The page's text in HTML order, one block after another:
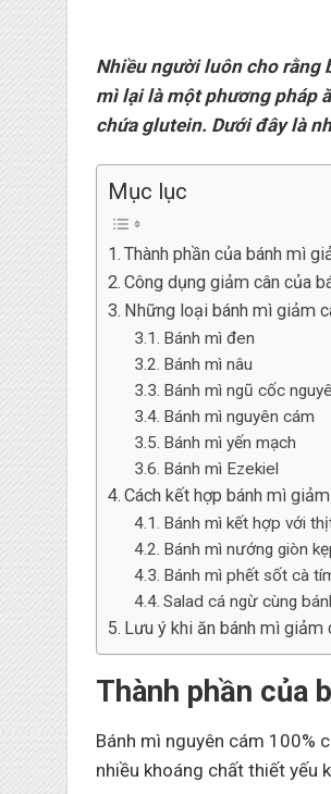
Nhiều người luôn cho rằng
mì lại là một phương pháp
chứa glutein. Dưới đây là
Mục lục
Thành phần của bánh mì
Công dụng giảm cân của
Những loại bánh mì giảm
Bánh mì đen
Bánh mì nâu
Bánh mì ngũ cốc
Bánh mì nguyên cám
Bánh mì yến mạch
Bánh mì Ezekiel
Cách kết hợp bánh mì
Bánh mì kết hợp với
Bánh mì nướng giòn
Bánh mì phết sốt cà
Salad cá ngừ cùng
Lưu ý khi ăn bánh mì giảm
Thành phần của
Bánh mì nguyên cám 100%
nhiều khoáng chất thiết yếu